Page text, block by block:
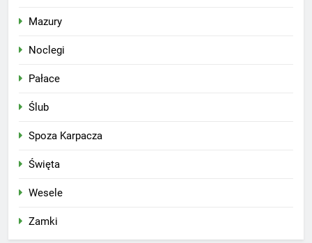
Mazury
Noclegi
Pałace
Ślub
Spoza Karpacza
Święta
Wesele
Zamki